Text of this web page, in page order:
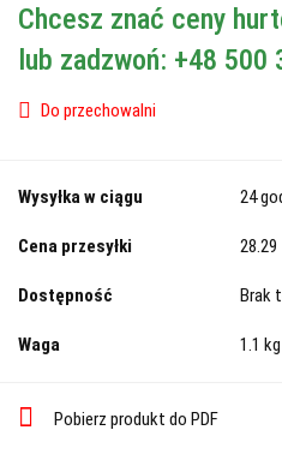
Chcesz znać ceny
lub zadzwoń: +48 500
Do przechowalni
Wysyłka w ciągu 24
Cena przesyłki 28.29
Dostępność Brak
Waga 1.1 kg
Pobierz produkt do PDF